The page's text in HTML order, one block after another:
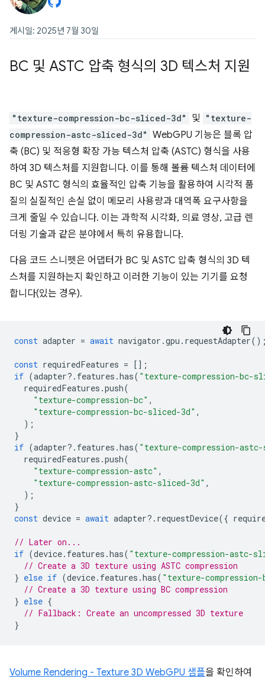
게시일: 2025년 7월 30일
BC 및 ASTC 압축 형식의 3D 텍스처 지원
"texture-compression-bc-sliced-3d" 및 "texture-
compression-astc-sliced-3d" WebGPU 기능은 블록 압
축 (BC) 및 적응형 확장 가능 텍스처 압축 (ASTC) 형식을 사용
하여 3D 텍스처를 지원합니다. 이를 통해 볼륨 텍스처 데이터에
BC 및 ASTC 형식의 효율적인 압축 기능을 활용하여 시각적 품
질의 실질적인 손실 없이 메모리 사용량과 대역폭 요구사항을
크게 줄일 수 있습니다. 이는 과학적 시각화, 의료 영상, 고급 렌
더링 기술과 같은 분야에서 특히 유용합니다.
다음 코드 스니펫은 어댑터가 BC 및 ASTC 압축 형식의 3D 텍
스처를 지원하는지 확인하고 이러한 기능이 있는 기기를 요청
합니다(있는 경우).
const adapter = await navigator .gpu . requestAdapter
const requiredFeatures = [];
if (adapter? . features .has( "texture-compression-bc-
requiredFeatures .push(
"texture-compression-bc" ,
"texture-compression-bc-sliced-3d" ,
);
}
if (adapter? . features .has( "texture-compression-
requiredFeatures .push(
"texture-compression-astc" ,
"texture-compression-astc-sliced-3d" ,
);
}
const device = await adapter? . requestDevice({
// Later on...
if (device. features .has( "texture-compression-astc-
// Create a 3D texture using ASTC compression
} else if (device. features .has( "texture-
// Create a 3D texture using BC compression
} else {
// Fallback: Create an uncompressed 3D texture
}
Volume Rendering - Texture 3D WebGPU 샘플을 확인하여